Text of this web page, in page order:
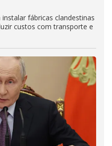
fábricas clandestinas
custos com transporte e